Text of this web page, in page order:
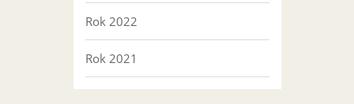
Rok 2022
Rok 2021